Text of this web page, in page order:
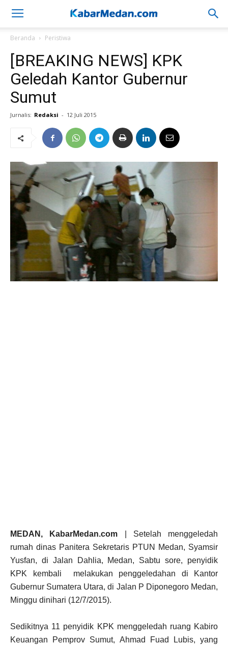
Beranda Peristiwa
[BREAKING NEWS] KPK
Geledah Kantor Gubernur
Sumut
Jurnalis: Redaksi - 12 Juli 2015
MEDAN, KabarMedan.com | Setelah menggeledah
rumah dinas Panitera Sekretaris PTUN Medan, Syamsir
Yusfan, di Jalan Dahlia, Medan, Sabtu sore, penyidik
KPK kembali melakukan penggeledahan di Kantor
Gubernur Sumatera Utara, di Jalan P Diponegoro Medan,
Minggu dinihari (12/7/2015).
Sedikitnya 11 penyidik KPK menggeledah ruang Kabiro
Keuangan Pemprov Sumut, Ahmad Fuad Lubis, yang